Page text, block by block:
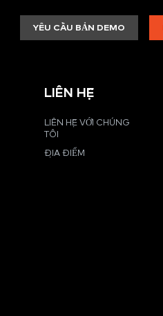
YÊU CẦU BẢN DEMO
LIÊN HỆ
LIÊN HỆ VỚI CHÚNG
TÔI
ĐỊA ĐIỂM